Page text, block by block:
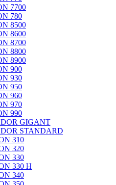
7700
780
8500
8600
8700
8800
8900
900
930
950
960
970
990
GIGANT
STANDARD
310
320
330
330 H
340